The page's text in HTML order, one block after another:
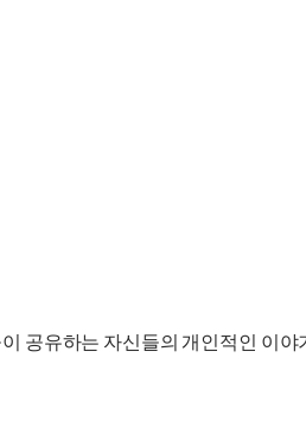
공유하는 자신들의 개인적인 이야